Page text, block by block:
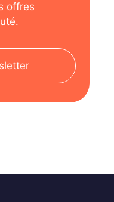
offres